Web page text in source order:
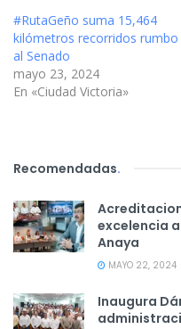
#RutaGeño suma 15,464
kilómetros recorridos rumbo
al Senado
mayo 23, 2024
En «Ciudad Victoria»
Recomendadas.
excelencia
Anaya
MAYO 22, 2024
Inaugura